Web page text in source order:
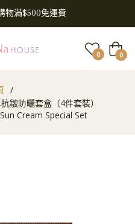
物滿$500免運費
0 大
車 0
/
皺防曬套盒（4件套裝）
Cream Special Set